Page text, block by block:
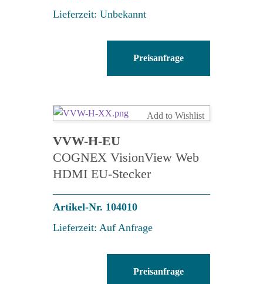
Lieferzeit: Unbekannt
PWRIOM8-
S-
Menge
Preisanfrage
Add to Wishlist
VVW-H-EU
COGNEX VisionView Web
HDMI EU-Stecker
Artikel-Nr. 104010
Lieferzeit: Auf Anfrage
Preisanfrage